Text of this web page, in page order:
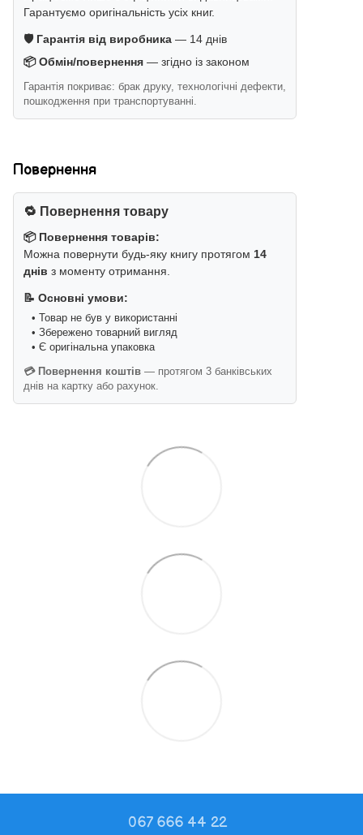
Гарантуємо оригінальність усіх книг.
🛡️ Гарантія від виробника — 14 днів
📦 Обмін/повернення — згідно із законом
Гарантія покриває: брак друку, технологічні дефекти,
пошкодження при транспортуванні.
Повернення
🔁 Повернення товару
📦 Повернення товарів:
Можна повернути будь-яку книгу протягом 14
днів з моменту отримання.
📝 Основні умови:
• Товар не був у використанні
• Збережено товарний вигляд
• Є оригінальна упаковка
💳 Повернення коштів — протягом 3 банківських
днів на картку або рахунок.
067 666 44 22